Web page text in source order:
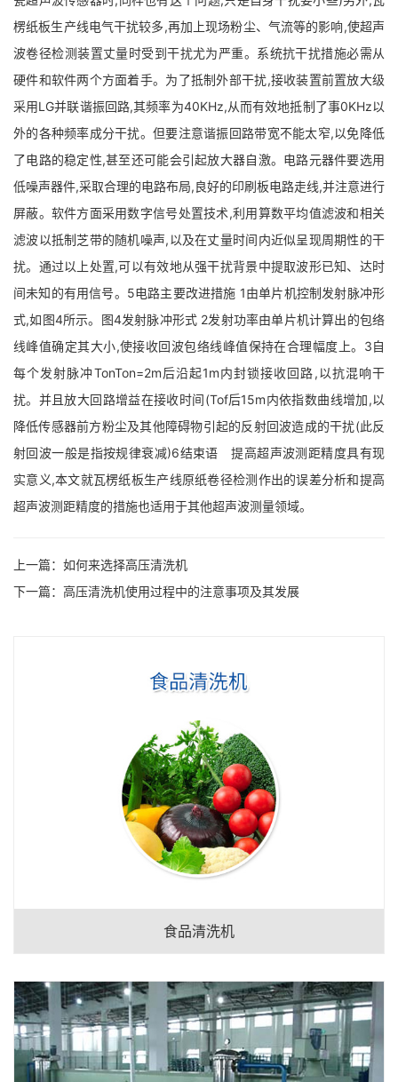
楞纸板生产线电气干扰较多,再加上现场粉尘、气流等的影响,使超声
波卷径检测装置丈量时受到干扰尤为严重。系统抗干扰措施必需从
硬件和软件两个方面着手。为了抵制外部干扰,接收装置前置放大级
采用LG并联谐振回路,其频率为40KHz,从而有效地抵制了事0KHz以
外的各种频率成分干扰。但要注意谐振回路带宽不能太窄,以免降低
了电路的稳定性,甚至还可能会引起放大器自激。电路元器件要选用
低噪声器件,采取合理的电路布局,良好的印刷板电路走线,并注意进行
屏蔽。软件方面采用数字信号处置技术,利用算数平均值滤波和相关
滤波以抵制芝带的随机噪声,以及在丈量时间内近似呈现周期性的干
扰。通过以上处置,可以有效地从强干扰背景中提取波形已知、达时
间未知的有用信号。5电路主要改进措施 1由单片机控制发射脉冲形
式,如图4所示。图4发射脉冲形式 2发射功率由单片机计算出的包络
线峰值确定其大小,使接收回波包络线峰值保持在合理幅度上。3自
每个发射脉冲TonTon=2m后沿起1m内封锁接收回路,以抗混响干
扰。并且放大回路增益在接收时间(Tof后15m内依指数曲线增加,以
降低传感器前方粉尘及其他障碍物引起的反射回波造成的干扰(此反
射回波一般是指按规律衰减)6结束语 提高超声波测距精度具有现
实意义,本文就瓦楞纸板生产线原纸卷径检测作出的误差分析和提高
超声波测距精度的措施也适用于其他超声波测量领域。
上一篇： 如何来选择高压清洗机
下一篇： 高压清洗机使用过程中的注意事项及其发展
食品清洗机